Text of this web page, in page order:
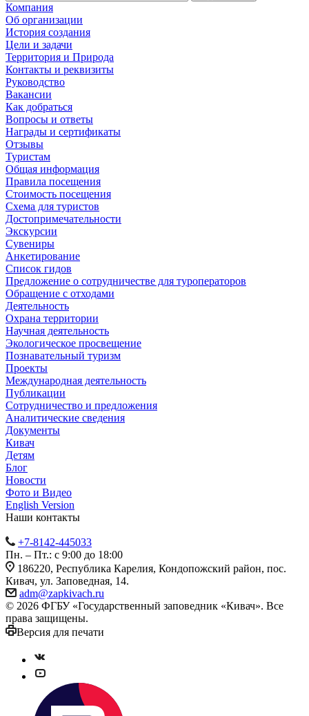
Компания
Об организации
История создания
Цели и задачи
Территория и Природа
Контакты и реквизиты
Руководство
Вакансии
Как добраться
Вопросы и ответы
Награды и сертификаты
Отзывы
Туристам
Общая информация
Правила посещения
Стоимость посещения
Схема для туристов
Достопримечательности
Экскурсии
Сувениры
Анкетирование
Список гидов
Предложение о сотрудничестве для туроператоров
Обращение с отходами
Деятельность
Охрана территории
Научная деятельность
Экологическое просвещение
Познавательный туризм
Проекты
Международная деятельность
Публикации
Сотрудничество и предложения
Аналитические сведения
Документы
Кивач
Детям
Блог
Новости
Фото и Видео
English Version
Наши контакты
+7-8142-445033
Пн. – Пт.: с 9:00 до 18:00
186220, Республика Карелия, Кондопожский район, пос.
Кивач, ул. Заповедная, 14.
adm@zapkivach.ru
© 2026 ФГБУ «Государственный заповедник «Кивач». Все
права защищены.
Версия для печати